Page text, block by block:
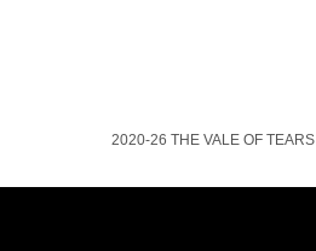
2020-26 THE VALE OF TEARS